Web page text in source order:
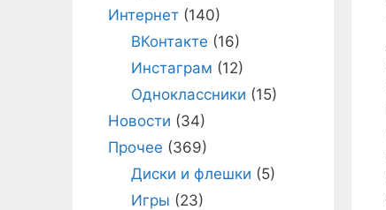
Интернет (140)
ВКонтакте (16)
Инстаграм (12)
Одноклассники (15)
Новости (34)
Прочее (369)
Диски и флешки (5)
Игры (23)